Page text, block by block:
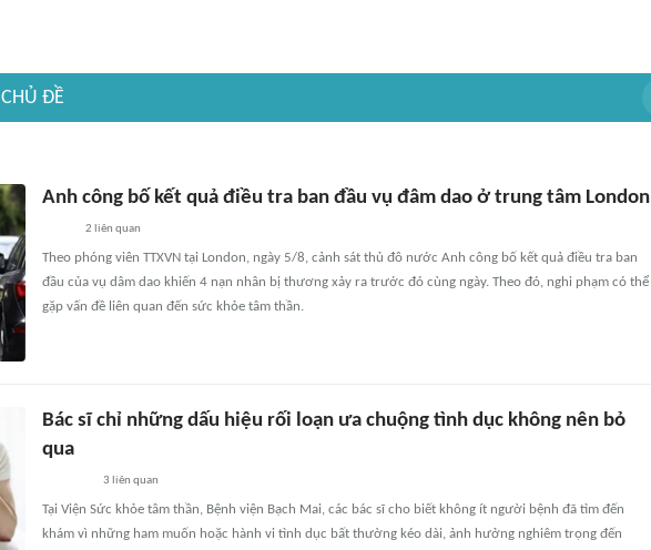
CHỦ ĐỀ
Anh công bố kết quả điều tra ban đầu vụ đâm dao ở trung tâm London
2 liên quan
Theo phóng viên TTXVN tại London, ngày 5/8, cảnh sát thủ đô nước Anh công bố kết quả điều tra ban
đầu của vụ dâm dao khiến 4 nạn nhân bị thương xảy ra trước đó cùng ngày. Theo đó, nghi phạm có thể
gặp vấn đề liên quan đến sức khỏe tâm thần.
Bác sĩ chỉ những dấu hiệu rối loạn ưa chuộng tình dục không nên bỏ
qua
3 liên quan
Tại Viện Sức khỏe tâm thần, Bệnh viện Bạch Mai, các bác sĩ cho biết không ít người bệnh đã tìm đến
khám vì những ham muốn hoặc hành vi tình dục bất thường kéo dài, ảnh hưởng nghiêm trọng đến